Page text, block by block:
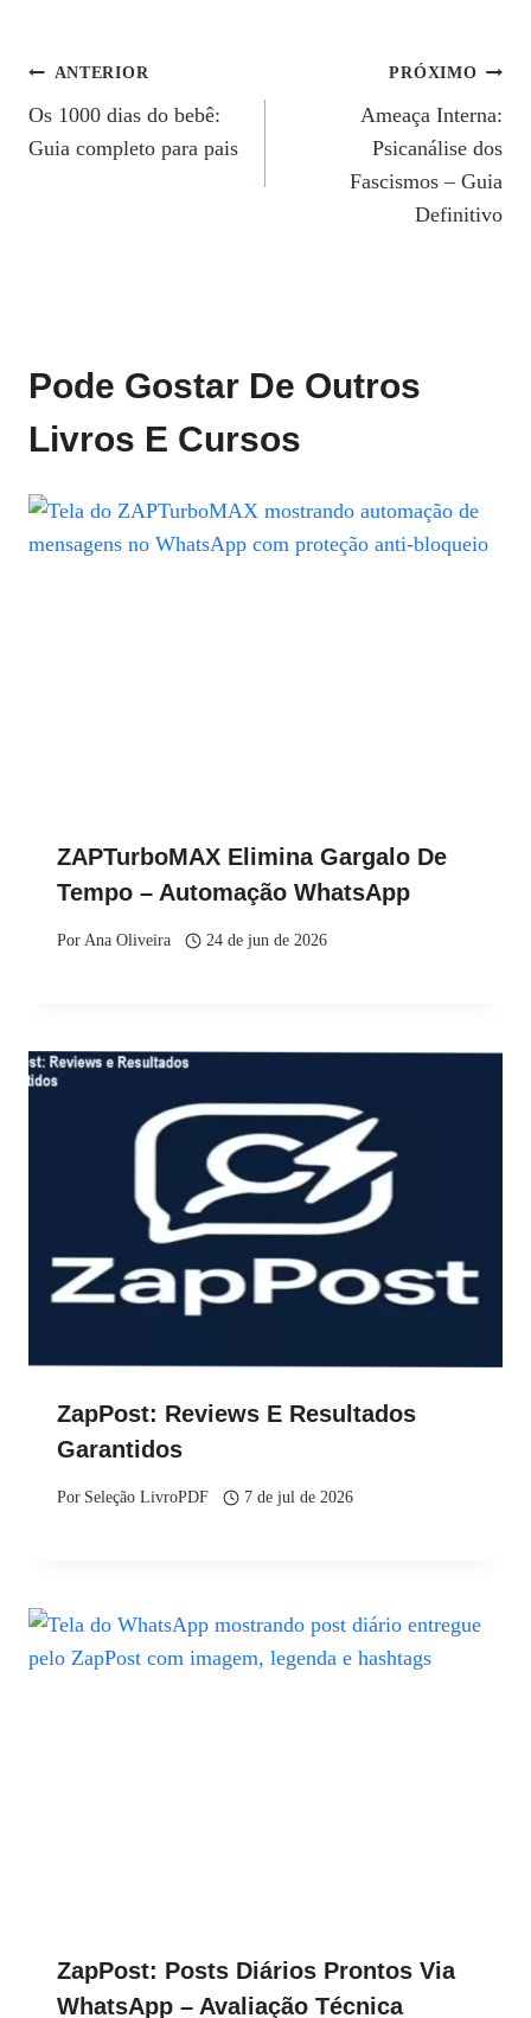
Navegação
De
ANTERIOR
Os 1000 dias do bebê:
Guia completo para pais
PRÓXIMO
Ameaça Interna:
Psicanálise dos
Fascismos – Guia
Definitivo
Pode Gostar De Outros
Livros E Cursos
ZAPTurboMAX Elimina Gargalo De
Tempo – Automação WhatsApp
PorAna Oliveira 24 de jun de 2026
ZapPost: Reviews E Resultados
Garantidos
Por Seleção LivroPDF 7 de jul de 2026
ZapPost: Posts Diários Prontos Via
WhatsApp – Avaliação Técnica